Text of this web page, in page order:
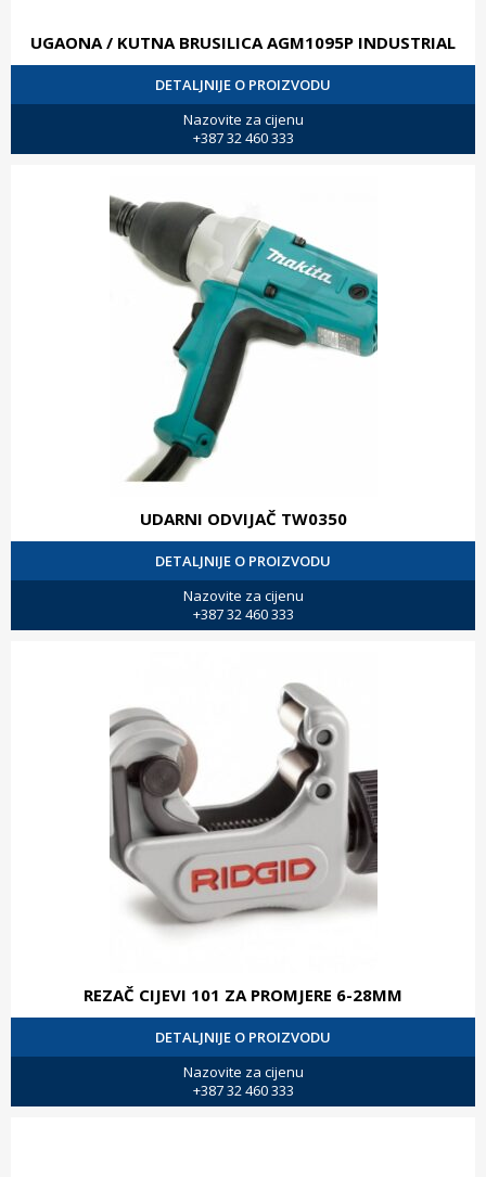
UGAONA / KUTNA BRUSILICA AGM1095P INDUSTRIAL
DETALJNIJE O PROIZVODU
Nazovite za cijenu
+387 32 460 333
UDARNI ODVIJAČ TW0350
DETALJNIJE O PROIZVODU
Nazovite za cijenu
+387 32 460 333
REZAČ CIJEVI 101 ZA PROMJERE 6-28MM
DETALJNIJE O PROIZVODU
Nazovite za cijenu
+387 32 460 333